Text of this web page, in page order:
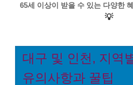
65세 이상이 받을 수 있는 다양한
💡
대구 및 인천, 지역
유의사항과 꿀팁